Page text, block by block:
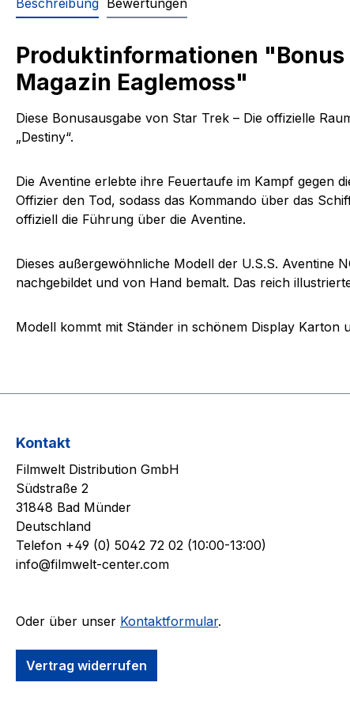
Beschreibung Bewertungen
Produktinformationen "Bonus
Magazin Eaglemoss"
Diese Bonusausgabe von Star Trek – Die offizielle
„Destiny“.
Die Aventine erlebte ihre Feuertaufe im Kampf gegen
Offizier den Tod, sodass das Kommando über das
offiziell die Führung über die Aventine.
Dieses außergewöhnliche Modell der U.S.S. Aventine
nachgebildet und von Hand bemalt. Das reich
Modell kommt mit Ständer in schönem Display Karton
Kontakt
Filmwelt Distribution GmbH
Südstraße 2
31848 Bad Münder
Deutschland
Telefon +49 (0) 5042 72 02 (10:00-13:00)
info@filmwelt-center.com
Oder über unser Kontaktformular.
Vertrag widerrufen